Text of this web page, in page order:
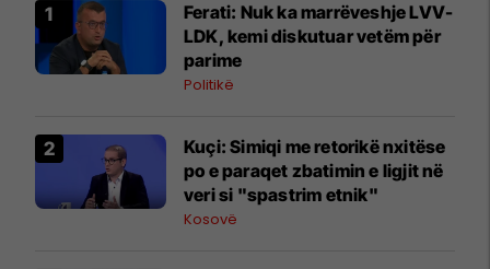
Ferati: Nuk ka marrëveshje LVV-
LDK, kemi diskutuar vetëm për
parime
Politikë
Kuçi: Simiqi me retorikë nxitëse
po e paraqet zbatimin e ligjit në
veri si "spastrim etnik"
Kosovë